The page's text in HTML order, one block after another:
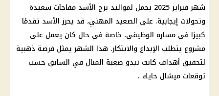
شهر فبراير 2025 يحمل لمواليد برج الأسد مفاجآت سعيدة
وتحولات إيجابية. على الصعيد المهني، قد يحرز الأسد تقدمًا
كبيرًا في مساره الوظيفي، خاصة في حال كان يعمل على
مشروع يتطلب الإبداع والابتكار. هذا الشهر يمثل فرصة ذهبية
لتحقيق أهداف كانت تبدو صعبة المنال في السابق حسب
توقعات ميشال حايك .